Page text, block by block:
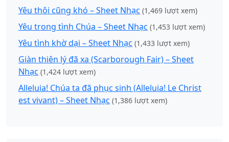
Yêu thôi cũng khó – Sheet Nhạc (1,469 lượt xem)
Yêu trong tình Chúa – Sheet Nhạc (1,453 lượt xem)
Yêu tình khờ dại – Sheet Nhạc (1,433 lượt xem)
Giàn thiên lý đã xa (Scarborough Fair) – Sheet
Nhạc (1,424 lượt xem)
Alleluia! Chúa ta đã phục sinh (Alleluia! Le Christ
est vivant) – Sheet Nhạc (1,386 lượt xem)